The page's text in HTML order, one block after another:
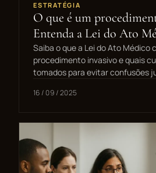
ESTRATÉGIA
O que é um
Entenda a Lei do Ato
Saiba o que a Lei do Ato Médico
procedimento invasivo e quais
tomados para evitar confusões
16 / 09 / 2025